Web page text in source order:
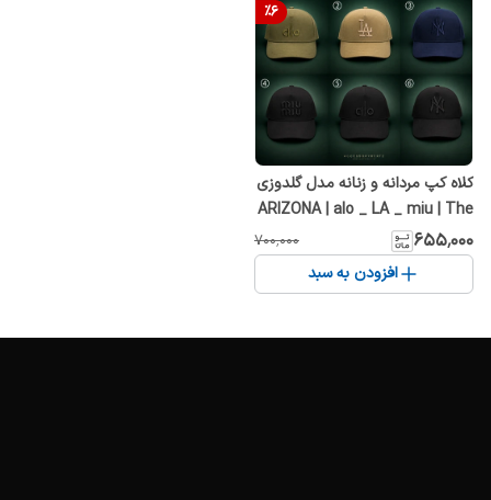
%6
کلاه کپ مردانه و زنانه مدل گلدوزی
ARIZONA | alo _ LA _ miu | The
Archive Collection بند تنظیمی
۶۵۵٬۰۰۰ ۷۰۰٬۰۰۰
افزودن به سبد